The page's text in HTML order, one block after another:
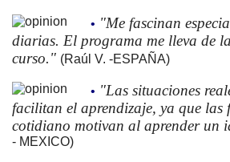
• "Me fascinan
diarias. El programa me lleva de
curso." (Raúl V. -ESPAÑA)
• "Las situaciones
facilitan el aprendizaje, ya que las
cotidiano motivan al aprender un
- MEXICO)